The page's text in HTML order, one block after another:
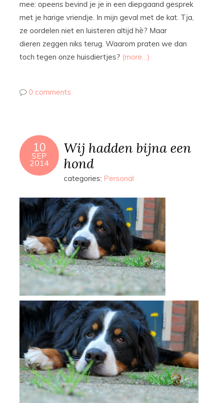
mee: opeens bevind je je in een diepgaand gesprek
met je harige vriendje. In mijn geval met de kat. Tja,
ze oordelen niet en luisteren altijd hè? Maar
dieren zeggen niks terug. Waarom praten we dan
toch tegen onze huisdiertjes? (more…)
0 comments
10
SEP
2014
Wij hadden bijna een
hond
categories: Personal